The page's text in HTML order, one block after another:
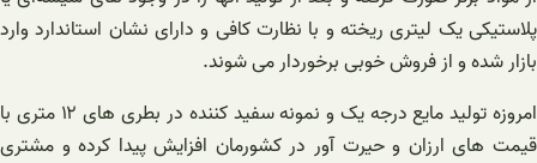
پلاستیکی یک لیتری ریخته و با نظارت کافی و دارای نشان استاندارد وارد
بازار شده و از فروش خوبی برخوردار می شوند.
امروزه تولید مایع درجه یک و نمونه سفید کننده در بطری های ۱۲ متری با
قیمت های ارزان و حیرت آور در کشورمان افزایش پیدا کرده و مشتری